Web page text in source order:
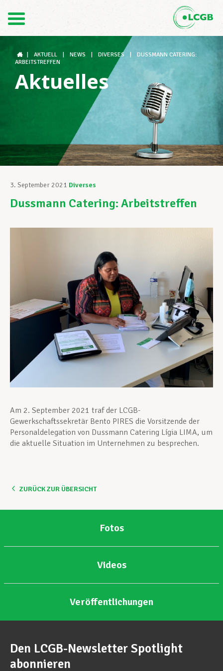
FR
Der LCGB
Gewerkschaftsstrukturen
Unterstützung im Arbeitsalltag
Ihre Rechte
Berufliche Weiterentwicklung
Mitglied werden
Aktuell
AKTUELL NEWS DIVERSES
DUSSMANN CATERING:
ARBEITSTREFFEN
Aktuelles
3. September 2021 Diverses
Dussmann Catering: Arbeitstreffen
Am 2. September 2021 traf der LCGB-
Gewerkschaftssekretär Bento PIRES die Vorsitzende der
Personaldelegation von Dussmann Catering Lígia LIMA, um
die aktuelle Situation im Unternehmen zu besprechen.
ZURÜCK ZUR ÜBERSICHT
Fotos
Videos
Veröffentlichungen
Den LCGB-Newsletter Spotlight
abonnieren